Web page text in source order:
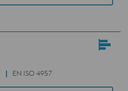
EN ISO 4957